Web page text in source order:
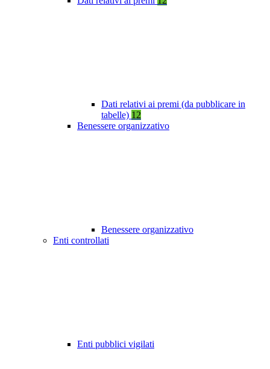
Dati relativi ai premi (da pubblicare in
tabelle) 12
Benessere organizzativo
Benessere organizzativo
Enti controllati
Enti pubblici vigilati